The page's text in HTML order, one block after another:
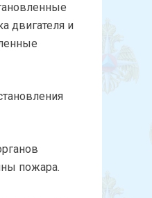
двигателя и
пожара.